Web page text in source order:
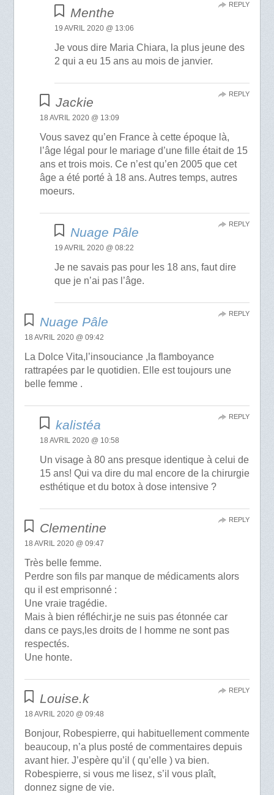
Menthe
19 AVRIL 2020 @ 13:06
Je vous dire Maria Chiara, la plus jeune des
2 qui a eu 15 ans au mois de janvier.
REPLY
Jackie
18 AVRIL 2020 @ 13:09
Vous savez qu’en France à cette époque là,
l’âge légal pour le mariage d’une fille était de 15
ans et trois mois. Ce n’est qu’en 2005 que cet
âge a été porté à 18 ans. Autres temps, autres
moeurs.
REPLY
Nuage Pâle
19 AVRIL 2020 @ 08:22
Je ne savais pas pour les 18 ans, faut dire
que je n’ai pas l’âge.
REPLY
Nuage Pâle
18 AVRIL 2020 @ 09:42
La Dolce Vita,l’insouciance ,la flamboyance
rattrapées par le quotidien. Elle est toujours une
belle femme .
REPLY
kalistéa
18 AVRIL 2020 @ 10:58
Un visage à 80 ans presque identique à celui de
15 ans! Qui va dire du mal encore de la chirurgie
esthétique et du botox à dose intensive ?
REPLY
Clementine
18 AVRIL 2020 @ 09:47
Très belle femme.
Perdre son fils par manque de médicaments alors
qu il est emprisonné :
Une vraie tragédie.
Mais à bien réfléchir,je ne suis pas étonnée car
dans ce pays,les droits de l homme ne sont pas
respectés.
Une honte.
REPLY
Louise.k
18 AVRIL 2020 @ 09:48
Bonjour, Robespierre, qui habituellement commente
beaucoup, n’a plus posté de commentaires depuis
avant hier. J’espère qu’il ( qu’elle ) va bien.
Robespierre, si vous me lisez, s’il vous plaît,
donnez signe de vie.
REPLY